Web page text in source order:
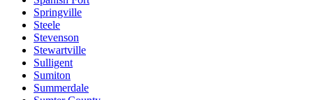
Springville
Steele
Stevenson
Stewartville
Sulligent
Sumiton
Summerdale